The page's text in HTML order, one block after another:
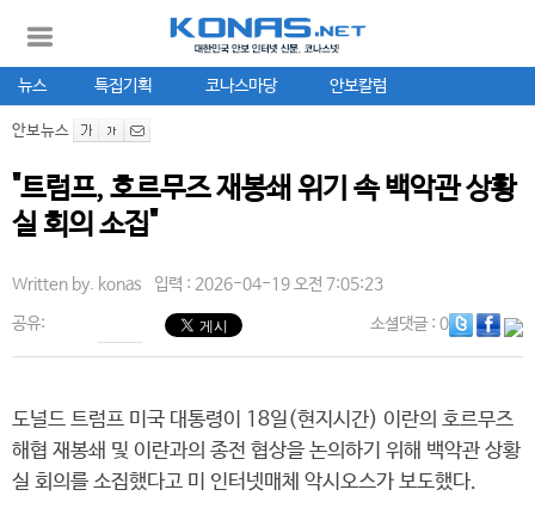
뉴스 특집기획 코나스마당 안보칼럼
안보뉴스
"트럼프, 호르무즈 재봉쇄 위기 속 백악관 상황
실 회의 소집"
Written by. konas 입력 : 2026-04-19 오전 7:05:23
공유: 소셜댓글: 0
도널드 트럼프 미국 대통령이 18일(현지시간) 이란의 호르무즈
해협 재봉쇄 및 이란과의 종전 협상을 논의하기 위해 백악관 상황
실 회의를 소집했다고 미 인터넷매체 악시오스가 보도했다.